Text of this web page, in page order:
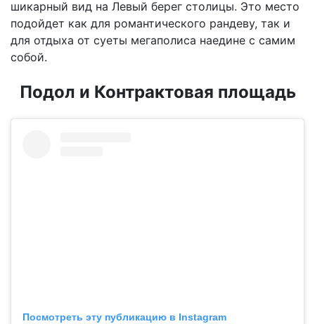
шикарный вид на Левый берег столицы. Это место
подойдет как для романтического рандеву, так и
для отдыха от суеты мегаполиса наедине с самим
собой.
Подол и Контрактовая площадь
Посмотреть эту публикацию в Instagram